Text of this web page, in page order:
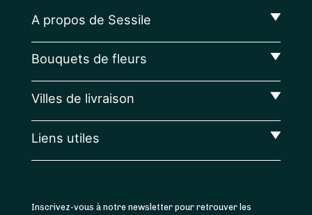
A propos de Sessile
Bouquets de fleurs
Villes de livraison
Liens utiles
Inscrivez-vous à notre newsletter pour retrouver les